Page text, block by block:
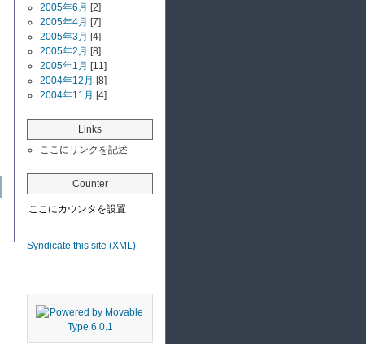
2005年6月 [2]
2005年4月 [7]
2005年3月 [4]
2005年2月 [8]
2005年1月 [11]
2004年12月 [8]
2004年11月 [4]
Links
ここにリンクを記述
Counter
ここにカウンタを設置
Syndicate this site (XML)